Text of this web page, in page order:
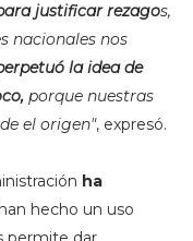
justificar rezagos,
nacionales nos
la idea de
porque nuestras
el origen", expresó.
ha
hecho un uso